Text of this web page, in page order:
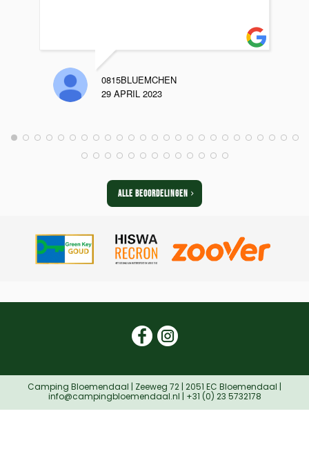
0815BLUEMCHEN
29 APRIL 2023
ALLE BEOORDELINGEN
.
Camping Bloemendaal | Zeeweg 72 | 2051 EC Bloemendaal |
info@campingbloemendaal.nl | +31 (0) 23 5732178